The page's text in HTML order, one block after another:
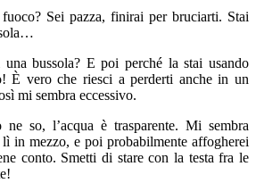
Sei pazza, finirai per bruciarti. Stai
bussola? E poi perché la stai usando
È vero che riesci a perderti anche in un
mi sembra eccessivo.
so, l’acqua è trasparente. Mi sembra
in mezzo, e poi probabilmente affogherei
conto. Smetti di stare con la testa fra le